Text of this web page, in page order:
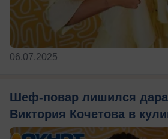
06.07.2025
Шеф-повар лишился
Виктория Кочетова в